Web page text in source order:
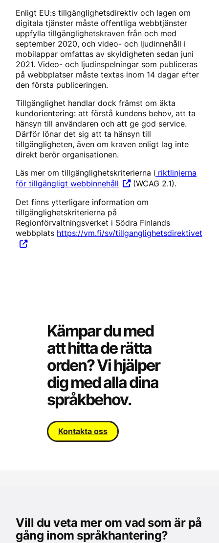
Enligt EU:s tillgänglighetsdirektiv och lagen om
digitala tjänster måste offentliga webbtjänster
uppfylla tillgänglighetskraven från och med
september 2020, och video- och ljudinnehåll i
mobilappar omfattas av skyldigheten sedan juni
2021. Video- och ljudinspelningar som publiceras
på webbplatser måste textas inom 14 dagar efter
den första publiceringen.
Tillgänglighet handlar dock främst om äkta
kundorientering: att förstå kundens behov, att ta
hänsyn till användaren och att ge god service.
Därför lönar det sig att ta hänsyn till
tillgängligheten, även om kraven enligt lag inte
direkt berör organisationen.
Läs mer om tillgänglighetskriterierna i riktlinjerna
för tillgängligt webbinnehåll
(WCAG 2.1).
Det finns ytterligare information om
tillgänglighetskriterierna på
Regionförvaltningsverket i Södra Finlands
webbplats https://vm.fi/sv/tillganglighetsdirektivet
Kämpar du med
att hitta de rätta
orden? Vi hjälper
dig med alla dina
språkbehov.
Kontakta oss
Vill du veta mer om vad som är på
gång inom språkhantering?